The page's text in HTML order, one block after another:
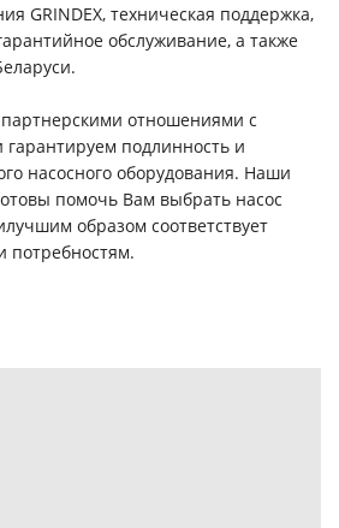
GRINDEX, техническая поддержка,
обслуживание, а также
отношениями с
гарантируем подлинность и
насосного оборудования. Наши
помочь Вам выбрать насос
образом соответствует
потребностям.